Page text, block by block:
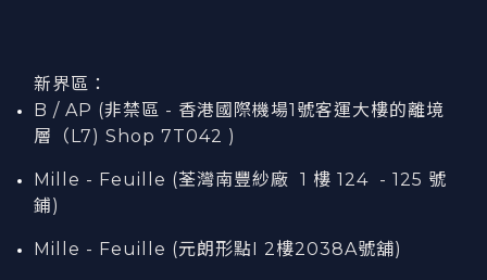
新界區：
B / AP (非禁區 - 香港國際機場1號客運大樓的離境
層（L7) Shop 7T042 )
Mille - Feuille (荃灣南豐紗廠 1 樓 124 - 125 號
鋪)
Mille - Feuille (元朗形點I 2樓2038A號舖)